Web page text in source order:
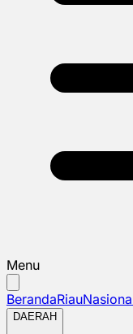
Menu
BerandaRiau
DAERAH